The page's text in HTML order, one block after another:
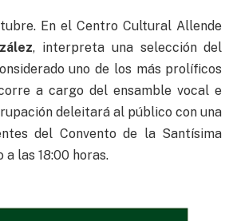
En el Centro Cultural Allende
, interpreta una selección del
uno de los más prolíficos
a cargo del ensamble vocal e
deleitará al público con una
del Convento de la Santísima
las 18:00 horas.